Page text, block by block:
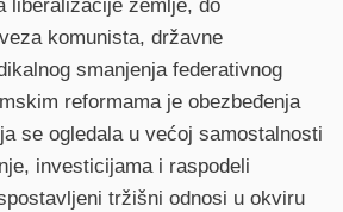
liberalizacije zemlje, do
komunista, državne
smanjenja federativnog
reformama je obezbeđenja
se ogledala u većoj samostalnosti
investicijama i raspodeli
tržišni odnosi u okviru